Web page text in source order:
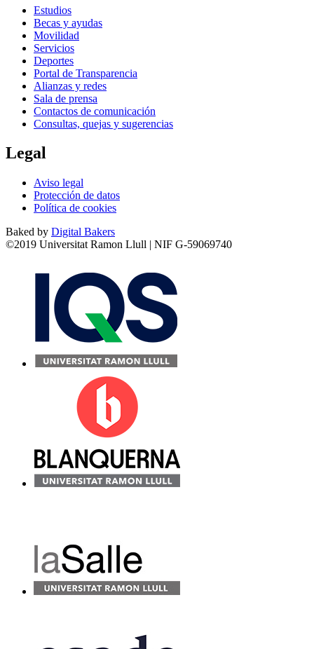
Estudios
Becas y ayudas
Movilidad
Servicios
Deportes
Portal de Transparencia
Alianzas y redes
Sala de prensa
Contactos de comunicación
Consultas, quejas y sugerencias
Legal
Aviso legal
Protección de datos
Política de cookies
Baked by Digital Bakers
©2019 Universitat Ramon Llull | NIF G-59069740